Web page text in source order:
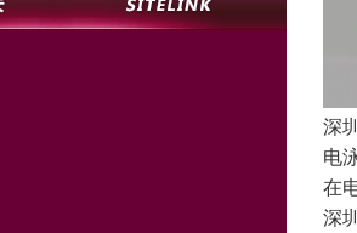
深
电
在
深